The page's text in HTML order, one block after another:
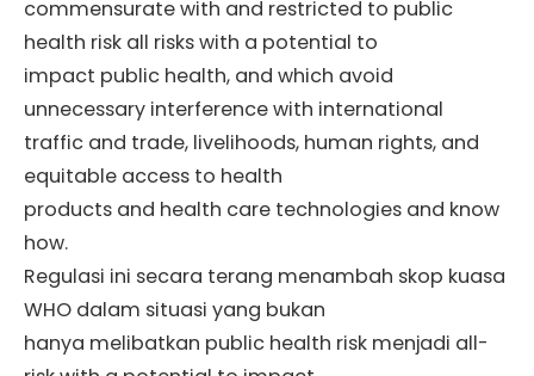
commensurate with and restricted to public
health risk all risks with a potential to
impact public health, and which avoid
unnecessary interference with international
traffic and trade, livelihoods, human rights, and
equitable access to health
products and health care technologies and know
how.
Regulasi ini secara terang menambah skop kuasa
WHO dalam situasi yang bukan
hanya melibatkan public health risk menjadi all-